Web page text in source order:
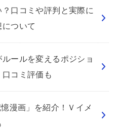
口コミや評判と実際に
ついて
ールを変えるポジショ
コミ評価も
漫画」を紹介！Ｖイメ